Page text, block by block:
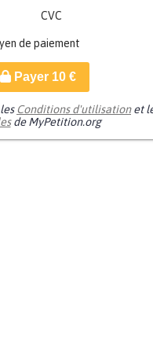
CVC
de paiement
Payer 10€
Conditions d'utilisationet
de MyPetition.org